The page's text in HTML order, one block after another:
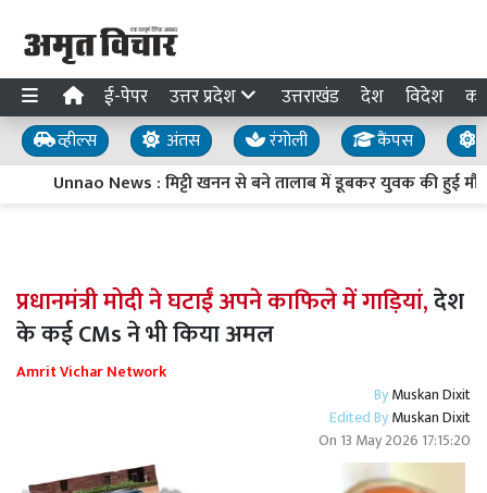
ई-पेपर उत्तर प्रदेश उत्तराखंड देश विदेश
व्हील्स अंतस रंगोली कैंपस
Unnao News : मिट्टी खनन से बने तालाब में डूबकर युवक की हुई मौत,
प्रधानमंत्री मोदी ने घटाईं अपने काफिले में गाड़ियां,देश
के कई CMs ने भी किया अमल
Amrit Vichar Network
ByMuskan Dixit
Edited ByMuskan Dixit
On 13 May 2026 17:15:20